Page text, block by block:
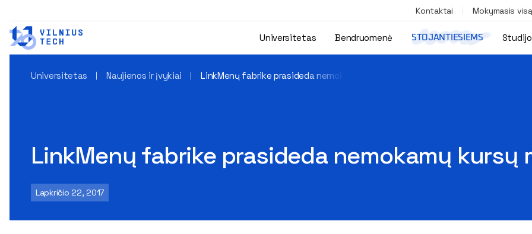
Kontaktai Mokymasis
Universitetas Bendruomenė STOJANTIESIEMS
Universitetas Naujienos ir įvykiai LinkMenų fabrike prasideda nemokamų kursų maratonas
LinkMenų fabrike prasideda nemokamų kursų
Lapkričio 22, 2017